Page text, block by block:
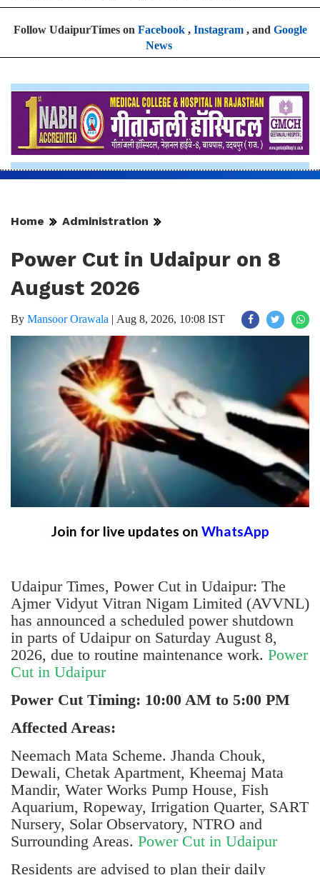
Follow UdaipurTimes on Facebook, Instagram, and Google
News
Home Administration
Power Cut in Udaipur on 8
August 2026
By Mansoor Orawala | Aug 8, 2026, 10:08 IST
Join for live updates on WhatsApp
Udaipur Times, Power Cut in Udaipur: The
Ajmer Vidyut Vitran Nigam Limited (AVVNL)
has announced a scheduled power shutdown
in parts of Udaipur on Saturday August 8,
2026, due to routine maintenance work. Power
Cut in Udaipur
Power Cut Timing: 10:00 AM to 5:00 PM
Affected Areas:
Neemach Mata Scheme. Jhanda Chouk,
Dewali, Chetak Apartment, Kheemaj Mata
Mandir, Water Works Pump House, Fish
Aquarium, Ropeway, Irrigation Quarter, SART
Nursery, Solar Observatory, NTRO and
Surrounding Areas. Power Cut in Udaipur
Residents are advised to plan their daily